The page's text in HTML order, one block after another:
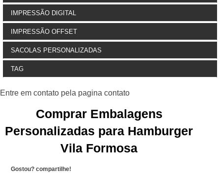
IMPRESSÃO DIGITAL
IMPRESSÃO OFFSET
SACOLAS PERSONALIZADAS
TAG
Comprar Embalagens
Personalizadas para Hamburger
Vila Formosa
Gostou? compartilhe!